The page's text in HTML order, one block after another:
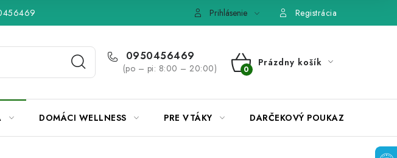
podmienky Pravidlá súťaží na Facebooku
Prihlásenie Registrácia
0950456469
(po – pi: 8:00 – 20:00)
NÁKUPNÝ
Prázdny košík
DOMÁCI WELLNESS PRE VTÁKY DARČEKOVÝ POUKAZ